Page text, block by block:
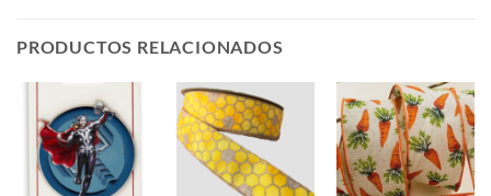
PRODUCTOS RELACIONADOS